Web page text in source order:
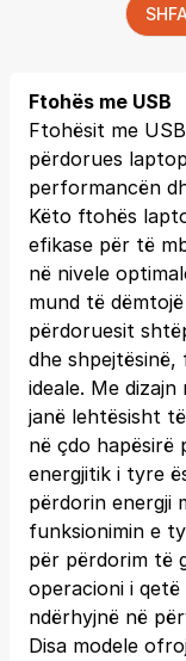
Ftohës me USB
Ftohësit me
përdorues
performancën
Këto ftohës
efikase për të
në nivele
mund të
përdoruesit
dhe shpejtësinë,
ideale. Me
janë lehtësisht
në çdo hapësirë
energjitik i tyre
përdorin energji
funksionimin e
për përdorim të
operacioni i
ndërhyjnë në
Disa modele